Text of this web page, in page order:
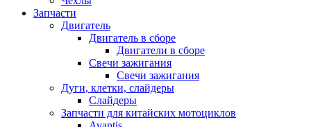
Запчасти
Двигатель
Двигатель в сборе
Двигатели в сборе
Свечи зажигания
Свечи зажигания
Дуги, клетки, слайдеры
Слайдеры
Запчасти для китайских мотоциклов